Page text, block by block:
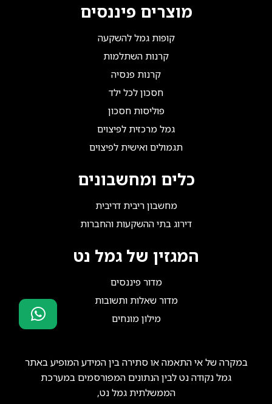
מוצרים פיננסים
קופות גמל להשקעה
קרנות השתלמות
קרנות פנסיה
חסכון לכל ילד
פוליסות חסכון
גמל מרכזית לפיצוים
תגמולים ואישית לפיצוים
כלים ומחשבונים
מחשבון ריבית דריבית
דירוג בתי ההשקעות והחברות
המגזין של גמל נט
מדור פיננסים
מדור שאלות ותשובות
מילון מונחים
במקרה של אי התאמה או סתירה בין המידע המופיע באתר
גמל נקודה נט לבין הנתונים המפורסמים במערכת
הממשלתית גמל נט,